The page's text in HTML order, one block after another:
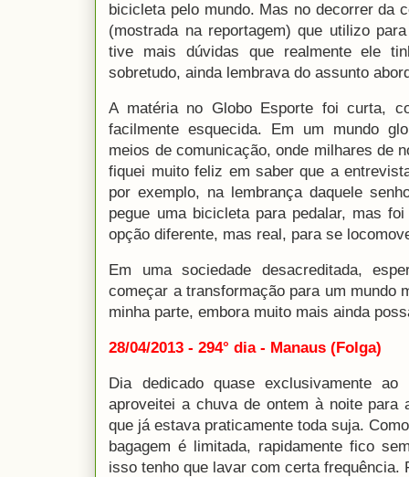
bicicleta pelo mundo. Mas no decorrer da
(mostrada na reportagem) que utilizo
tive mais dúvidas que realmente ele
sobretudo, ainda lembrava do assunto
A matéria no Globo Esporte foi curta,
facilmente esquecida. Em um mundo
meios de comunicação, onde milhares de
fiquei muito feliz em saber que a
por exemplo, na lembrança daquele
pegue uma bicicleta para pedalar, mas
opção diferente, mas real, para se
Em uma sociedade desacreditada,
começar a transformação para um mundo
minha parte, embora muito mais ainda
28/04/2013 - 294° dia - Manaus (Folga)
Dia dedicado quase exclusivamente
aproveitei a chuva de ontem à noite para
que já estava praticamente toda suja.
bagagem é limitada, rapidamente fico
isso tenho que lavar com certa frequência.